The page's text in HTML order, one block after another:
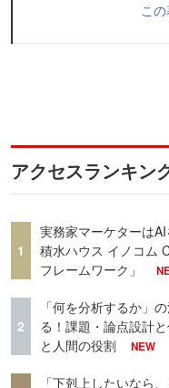
こ
アクセスランキン
1
実務家マーケターは
積水ハウス イノコム
フレームワーク」
2
「何を分析するか」
る！課題・論点設計
と人間の役割
NEW
「下剋上したいなら